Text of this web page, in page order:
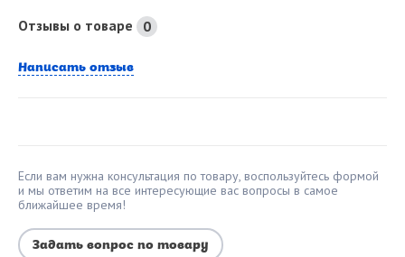
Отзывы о товаре 0
Написать отзыв
Если вам нужна консультация по товару, воспользуйтесь формой
и мы ответим на все интересующие вас вопросы в самое
ближайшее время!
Задать вопрос по товару